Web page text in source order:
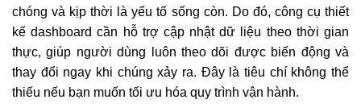
chóng và kịp thời là yếu tố sống còn. Do đó, công cụ thiết
kế dashboard cần hỗ trợ cập nhật dữ liệu theo thời gian
thực, giúp người dùng luôn theo dõi được biến động và
thay đổi ngay khi chúng xảy ra. Đây là tiêu chí không thể
thiếu nếu bạn muốn tối ưu hóa quy trình vận hành.